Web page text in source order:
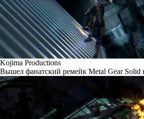
Kojima Productions
Вышел фанатский ремейк Metal Gear Solid